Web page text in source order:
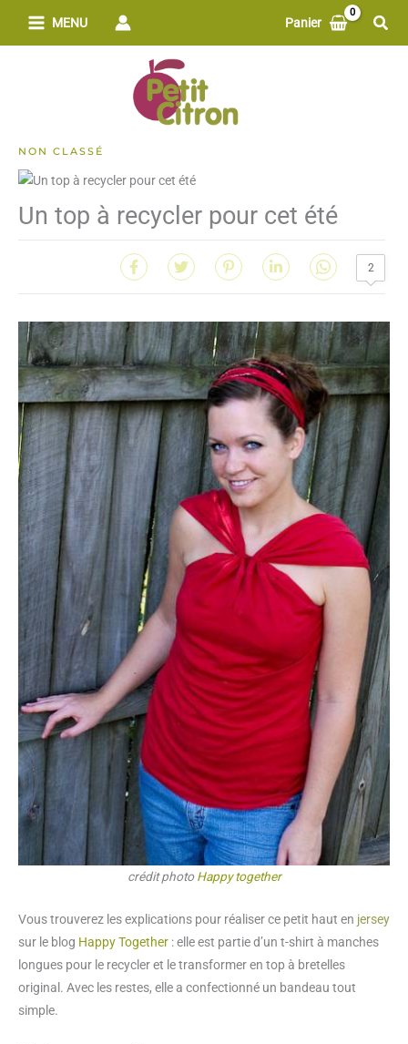
MENU Panier
NON CLASSÉ
Un top à recycler pour cet été
2
crédit photoHappy together
Vous trouverez les explications pour réaliser ce petit haut en jersey
sur le blog Happy Together : elle est partie d’un t-shirt à manches
longues pour le recycler et le transformer en top à bretelles
original. Avec les restes, elle a confectionné un bandeau tout
simple.